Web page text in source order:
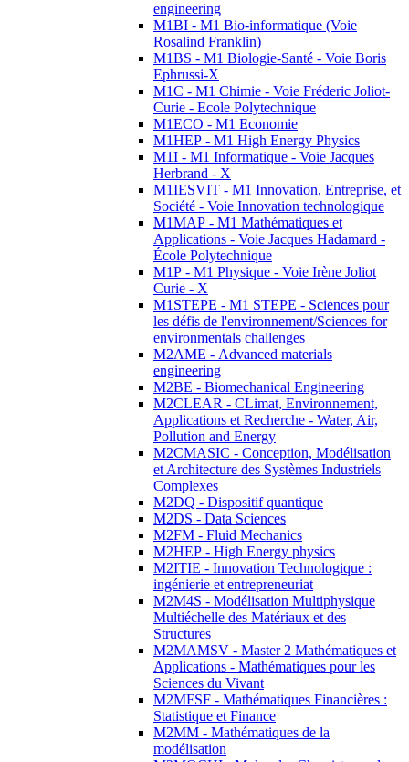
engineering
M1BI - M1 Bio-informatique (Voie
Rosalind Franklin)
M1BS - M1 Biologie-Santé - Voie Boris
Ephrussi-X
M1C - M1 Chimie - Voie Fréderic Joliot-
Curie - Ecole Polytechnique
M1ECO - M1 Economie
M1HEP - M1 High Energy Physics
M1I - M1 Informatique - Voie Jacques
Herbrand - X
M1IESVIT - M1 Innovation, Entreprise, et
Société - Voie Innovation technologique
M1MAP - M1 Mathématiques et
Applications - Voie Jacques Hadamard -
École Polytechnique
M1P - M1 Physique - Voie Irène Joliot
Curie - X
M1STEPE - M1 STEPE - Sciences pour
les défis de l'environnement/Sciences for
environmentals challenges
M2AME - Advanced materials
engineering
M2BE - Biomechanical Engineering
M2CLEAR - CLimat, Environnement,
Applications et Recherche - Water, Air,
Pollution and Energy
M2CMASIC - Conception, Modélisation
et Architecture des Systèmes Industriels
Complexes
M2DQ - Dispositif quantique
M2DS - Data Sciences
M2FM - Fluid Mechanics
M2HEP - High Energy physics
M2ITIE - Innovation Technologique :
ingénierie et entrepreneuriat
M2M4S - Modélisation Multiphysique
Multiéchelle des Matériaux et des
Structures
M2MAMSV - Master 2 Mathématiques et
Applications - Mathématiques pour les
Sciences du Vivant
M2MFSF - Mathématiques Financières :
Statistique et Finance
M2MM - Mathématiques de la
modélisation